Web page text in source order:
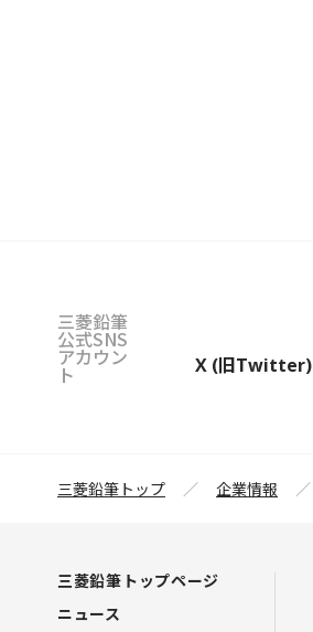
三菱鉛筆
公式SNS
アカウン
ト X (旧Twitter)
三菱鉛筆トップ 企業情報
三菱鉛筆トップページ
ニュース